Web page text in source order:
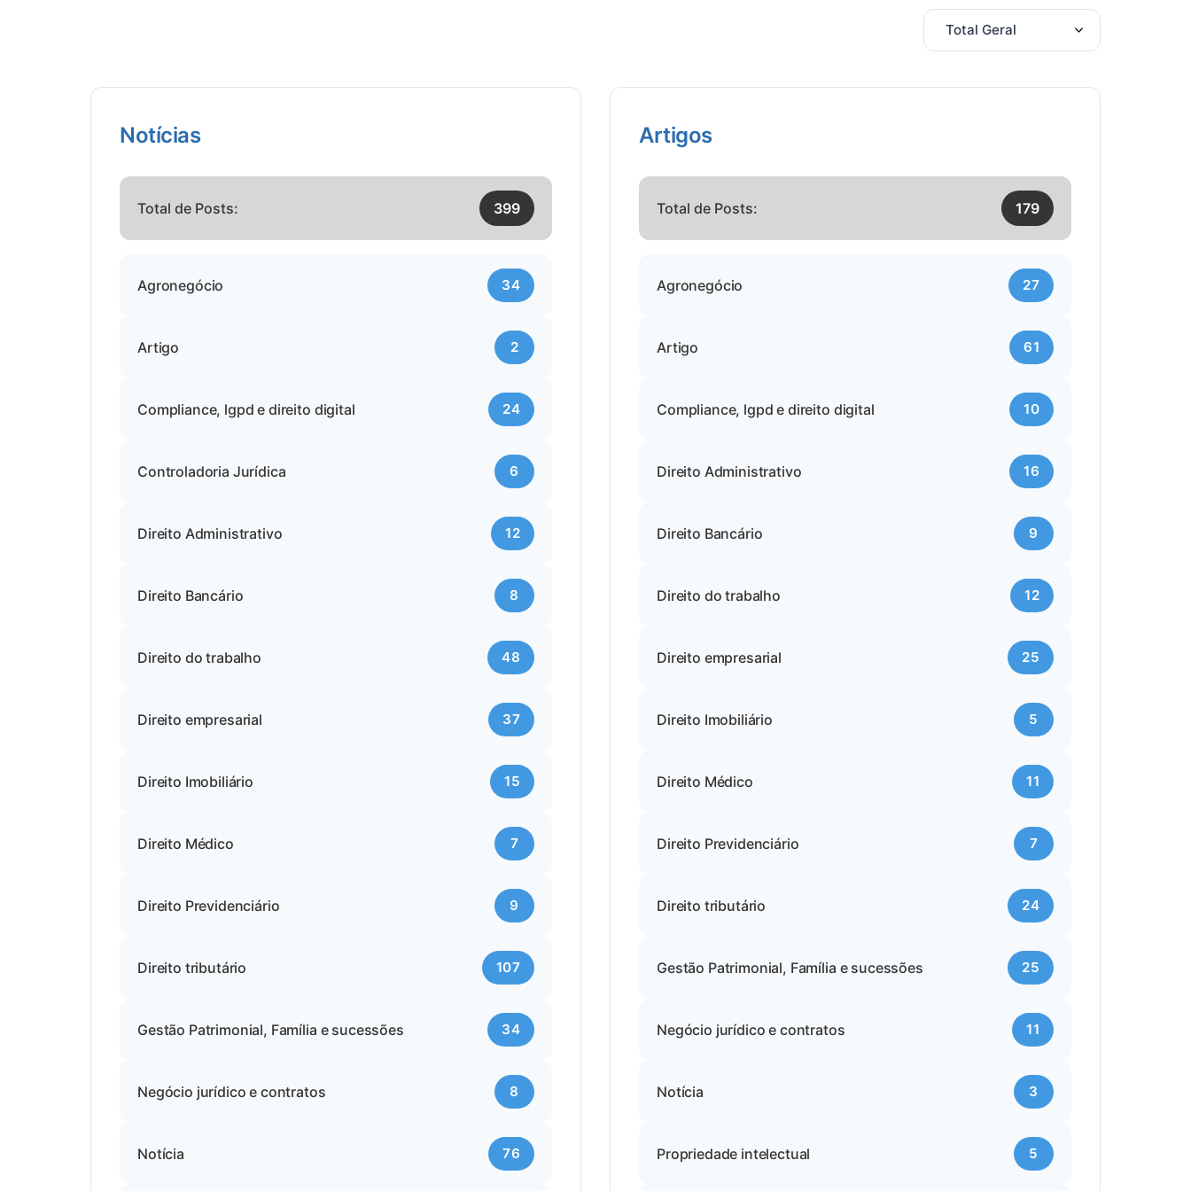
Notícias
Total de Posts: 399
Agronegócio 34
Artigo 2
Compliance, lgpd e direito digital 24
Controladoria Jurídica 6
Direito Administrativo 12
Direito Bancário 8
Direito do trabalho 48
Direito empresarial 37
Direito Imobiliário 15
Direito Médico 7
Direito Previdenciário 9
Direito tributário 107
Gestão Patrimonial, Família e sucessões 34
Negócio jurídico e contratos 8
Notícia 76
Artigos
Total de Posts: 179
Agronegócio 27
Artigo 61
Compliance, lgpd e direito digital 10
Direito Administrativo 16
Direito Bancário 9
Direito do trabalho 12
Direito empresarial 25
Direito Imobiliário 5
Direito Médico 11
Direito Previdenciário 7
Direito tributário 24
Gestão Patrimonial, Família e sucessões 25
Negócio jurídico e contratos 11
Notícia 3
Propriedade intelectual 5